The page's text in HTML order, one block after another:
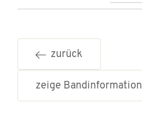
zurück
zeige